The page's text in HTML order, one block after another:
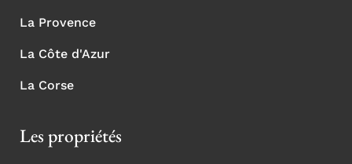
La Provence
La Côte d'Azur
La Corse
Les propriétés